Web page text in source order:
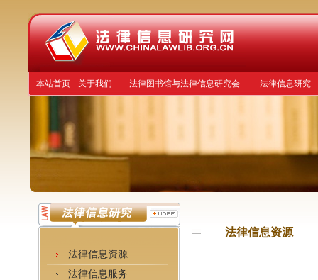
本站首页 关于我们 法律图书馆与法律信息研究会 法律信息研究
法律信息资源
法律信息服务
法律信息资源